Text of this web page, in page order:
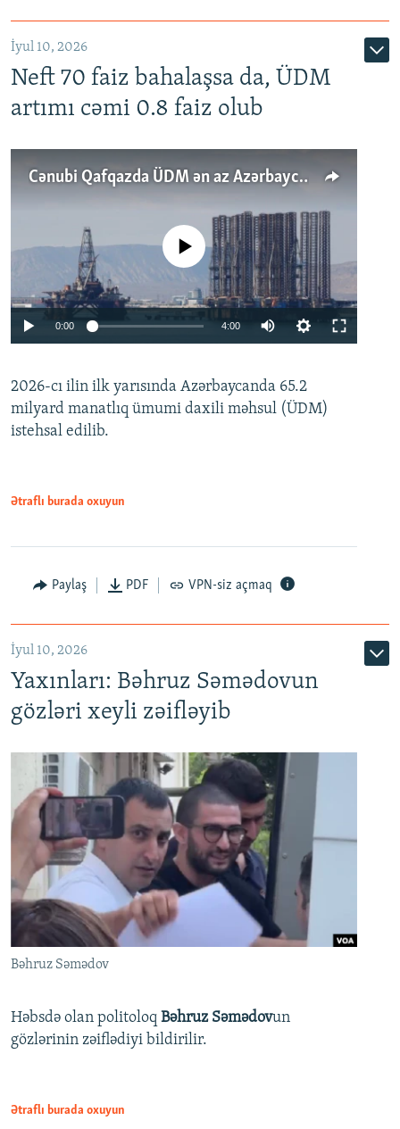
İyul 10, 2026
Neft 70 faiz bahalaşsa da, ÜDM
artımı cəmi 0.8 faiz olub
Cənubi Qafqazda ÜDM ən az Azərbaycanda artır: Qonşuları niyə Bakını qabaqlaya bilir?
Auto 240p 360p 480p
No media source currently available
0:00 4:00
360p
480p
2026-cı ilin ilk yarısında Azərbaycanda 65.2
milyard manatlıq ümumi daxili məhsul (ÜDM)
istehsal edilib.
Ətraflı burada oxuyun
Paylaş PDF VPN-siz açmaq
İyul 10, 2026
Yaxınları: Bəhruz Səmədovun
gözləri xeyli zəifləyib
Bəhruz Səmədov
Həbsdə olan politoloq Bəhruz Səmədovun
gözlərinin zəiflədiyi bildirilir.
Ətraflı burada oxuyun